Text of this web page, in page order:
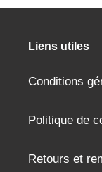
Liens utiles
Conditions
Politique de
Retours et